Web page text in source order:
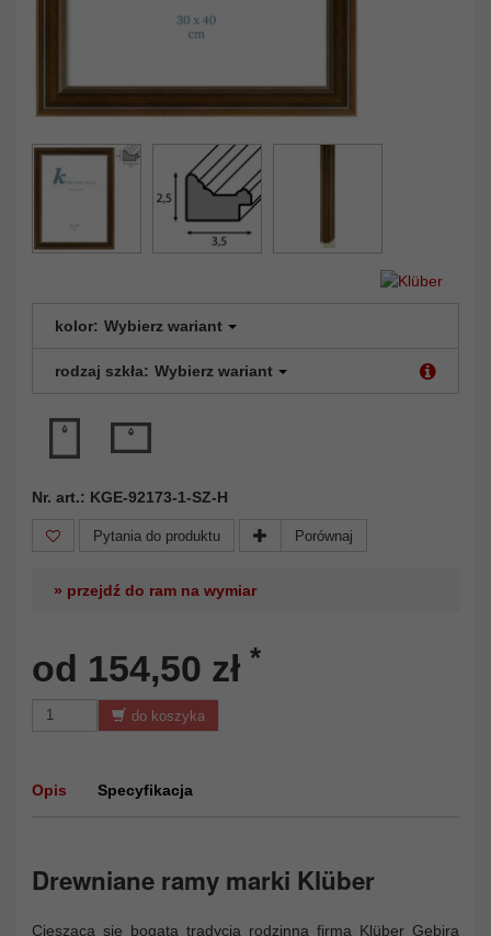
kolor: Wybierz wariant
rodzaj szkła: Wybierz wariant
Nr. art.: KGE-92173-1-SZ-H
Pytania do produktu Porównaj
» przejdź do ram na wymiar
od 154,50 zł *
do koszyka
Opis Specyfikacja
Drewniane ramy marki Klüber
Ciesząca się bogatą tradycją rodzinna firma Klüber Gebira